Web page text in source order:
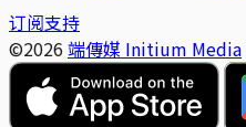
订阅支持
©2026 端傳媒 Initium Media